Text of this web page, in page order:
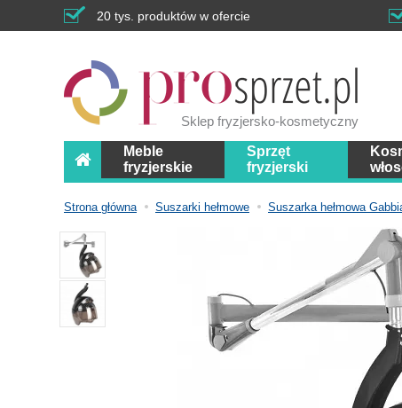
20 tys. produktów w ofercie
Sklep fryzjersko-kosmetyczny
Meble
fryzjerskie
Sprzęt
fryzjerski
Strona główna Suszarki hełmowe Suszarka hełmowa